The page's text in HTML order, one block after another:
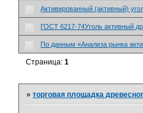
Активированный (активный)
ГОСТ 6217-74Уголь активный
По данным «Анализа рынка
Страница:1
»торговая площадка